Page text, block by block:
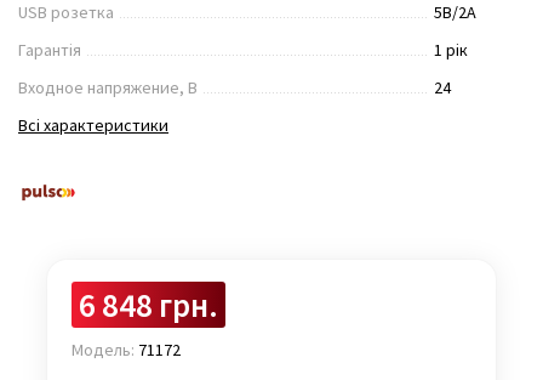
USB розетка
5В/2А
Гарантія
1 рік
Входное напряжение, В
24
Всі характеристики
6 848 грн.
Модель: 71172